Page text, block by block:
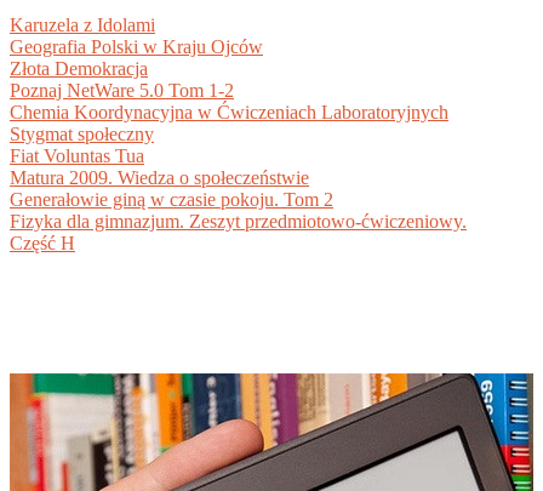
Karuzela z Idolami
Geografia Polski w Kraju Ojców
Złota Demokracja
Poznaj NetWare 5.0 Tom 1-2
Chemia Koordynacyjna w Ćwiczeniach Laboratoryjnych
Stygmat społeczny
Fiat Voluntas Tua
Matura 2009. Wiedza o społeczeństwie
Generałowie giną w czasie pokoju. Tom 2
Fizyka dla gimnazjum. Zeszyt przedmiotowo-ćwiczeniowy.
Część H